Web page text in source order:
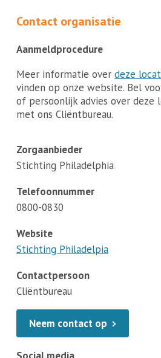
Contact organisatie
Aanmeldprocedure
Meer informatie over deze
vinden op onze website. Bel
of persoonlijk advies over deze
met ons Cliëntbureau.
Zorgaanbieder
Stichting Philadelphia
Telefoonnummer
0800-0830
Website
Stichting Philadelpia
Contactpersoon
Cliëntbureau
Neem contact op
Social media